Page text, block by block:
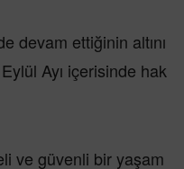
devam ettiğinin altını
Ayı içerisinde hak
ve güvenli bir yaşam